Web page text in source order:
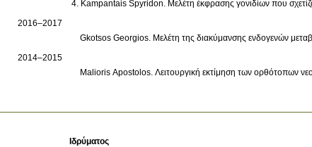
Kampantais Spyridon. Μελέτη έκφρασης γονιδίων που
2016–2017
Gkotsos Georgios. Μελέτη της διακύμανσης ενδογενών
2014–2015
Malioris Apostolos. Λειτουργική εκτίμηση των ορθότοπων
Ιδρύματος